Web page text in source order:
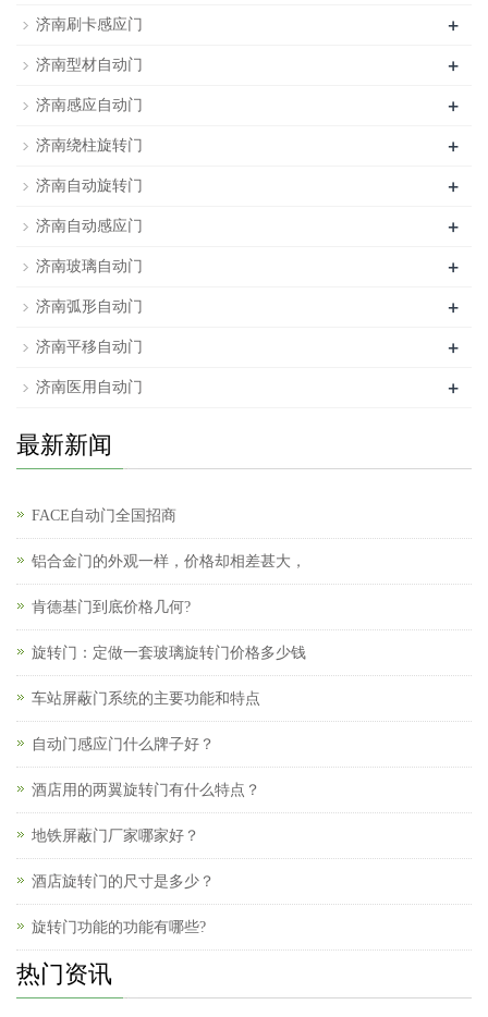
济南刷卡感应门 +
济南型材自动门 +
济南感应自动门 +
济南绕柱旋转门 +
济南自动旋转门 +
济南自动感应门 +
济南玻璃自动门 +
济南弧形自动门 +
济南平移自动门 +
济南医用自动门 +
最新新闻
FACE自动门全国招商
铝合金门的外观一样，价格却相差甚大，
肯德基门到底价格几何?
旋转门：定做一套玻璃旋转门价格多少钱
车站屏蔽门系统的主要功能和特点
自动门感应门什么牌子好？
酒店用的两翼旋转门有什么特点？
地铁屏蔽门厂家哪家好？
酒店旋转门的尺寸是多少？
旋转门功能的功能有哪些?
热门资讯